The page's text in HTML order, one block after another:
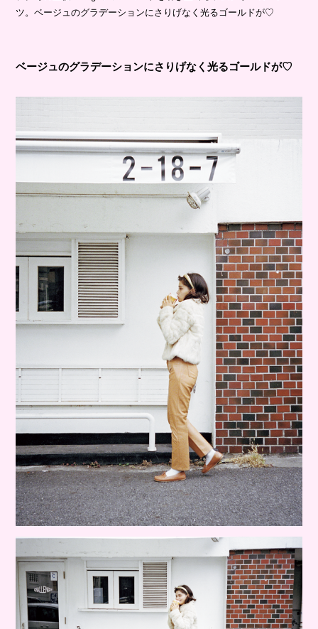
ツ。ベージュのグラデーションにさりげなく光るゴールドが♡
ベージュのグラデーションにさりげなく光るゴールドが♡